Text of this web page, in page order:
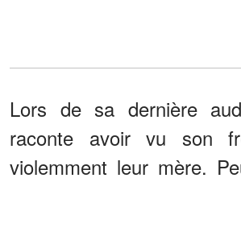
Lors de sa dernière
raconte avoir vu son
violemment leur mère.